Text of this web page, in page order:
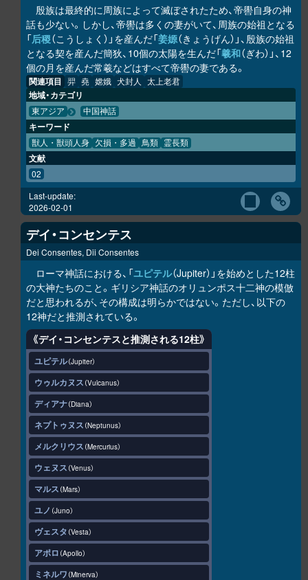
殷族は最終的に周族によって滅ぼされたため、帝嚳自身の神
話も少ない。しかし、帝嚳は多くの妻がいて、周族の始祖となる
「后稷（こうしょく）」を産んだ「姜嫄（きょうげん）」、殷族の始祖
となる契を産んだ簡狄、10個の太陽を生んだ「羲和（ぎわ）」、12
個の月を産んだ常羲などはすべて帝嚳の妻である。
関連項目 羿 堯 嫦娥 犬封人 太上老君
地域・カテゴリ
東アジア 中国神話
キーワード
獣人・獣頭人身 欠損・多過 鳥類 霊長類
文献
02
Last-update:
2026-02-01
デイ・コンセンテス
Dei Consentes, Dii Consentes
ローマ神話における、「ユピテル（Jupiter）」を始めとした12柱
の大神たちのこと。ギリシア神話のオリュンポス十二神の模倣
だと思われるが、その構成は明らかではない。ただし、以下の
12神だと推測されている。
《デイ・コンセンテスと推測される12柱》
ユピテル Jupiter
ウゥルカヌス Vulcanus
ディアナ Diana
ネプトゥヌス Neptunus
メルクリウス Mercurius
ウェヌス Venus
マルス Mars
ユノ Juno
ヴェスタ Vesta
アポロ Apollo
ミネルワ Minerva